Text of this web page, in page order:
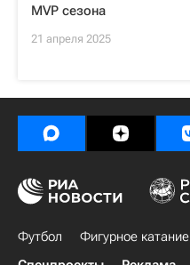
MVP сезона
21 апреля 2025
Футбол Фигурное катание